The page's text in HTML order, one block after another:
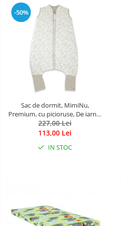
-50%
Sac de dormit, MimiNu,
Premium, cu picioruse, De iarna,
din bumbac, cu fermoar, 103 cm,
M, Meadow
227,00 Lei
113,00 Lei
IN STOC